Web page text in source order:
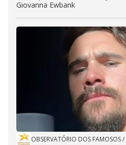
Giovanna Ewbank
OBSERVATÓRIO DOS FAMOSOS/